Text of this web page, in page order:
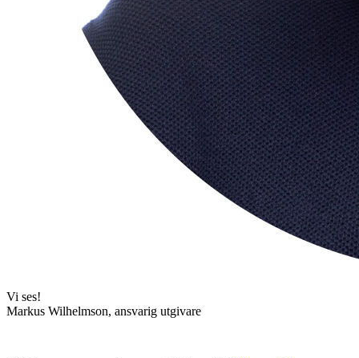
Vi ses!
Markus Wilhelmson, ansvarig utgivare